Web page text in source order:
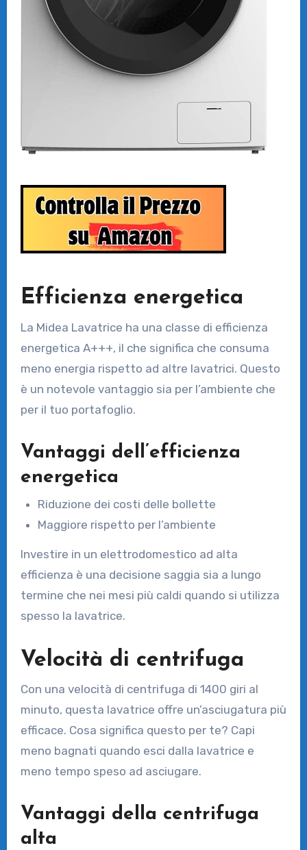
Efficienza energetica
La Midea Lavatrice ha una classe di efficienza
energetica A+++, il che significa che consuma
meno energia rispetto ad altre lavatrici. Questo
è un notevole vantaggio sia per l’ambiente che
per il tuo portafoglio.
Vantaggi dell’efficienza
energetica
Riduzione dei costi delle bollette
Maggiore rispetto per l’ambiente
Investire in un elettrodomestico ad alta
efficienza è una decisione saggia sia a lungo
termine che nei mesi più caldi quando si utilizza
spesso la lavatrice.
Velocità di centrifuga
Con una velocità di centrifuga di 1400 giri al
minuto, questa lavatrice offre un’asciugatura più
efficace. Cosa significa questo per te? Capi
meno bagnati quando esci dalla lavatrice e
meno tempo speso ad asciugare.
Vantaggi della centrifuga
alta